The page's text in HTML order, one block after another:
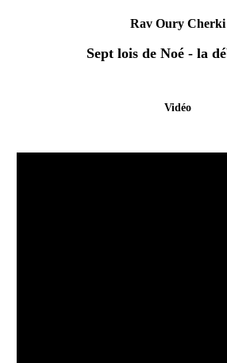
Rav Oury Cherki
Sept lois de Noé - la
Vidéo